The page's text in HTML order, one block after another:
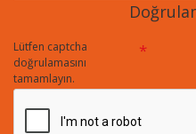
Lütfen captcha
doğrulamasını
tamamlayın.